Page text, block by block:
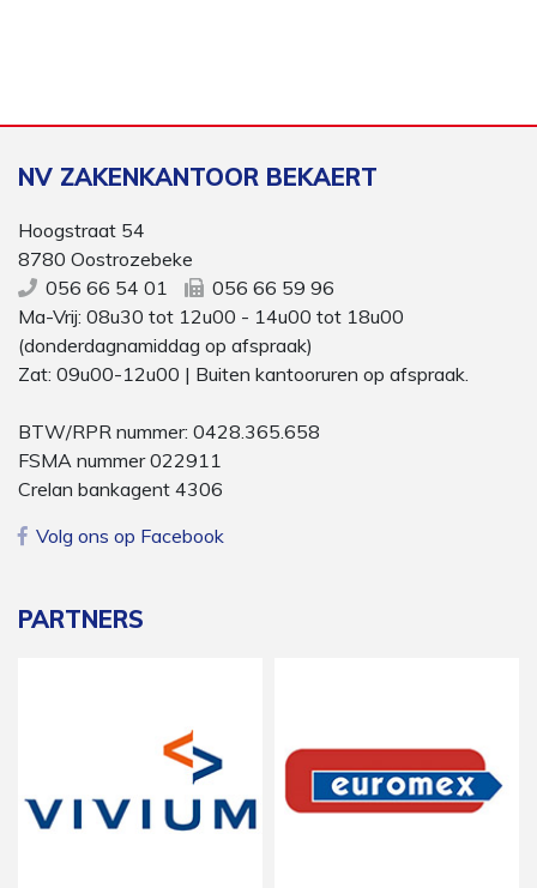
NV ZAKENKANTOOR BEKAERT
Hoogstraat 54
8780 Oostrozebeke
056 66 54 01
056 66 59 96
Ma-Vrij: 08u30 tot 12u00 - 14u00 tot 18u00
(donderdagnamiddag op afspraak)
Zat: 09u00-12u00 | Buiten kantooruren op afspraak.
BTW/RPR nummer: 0428.365.658
FSMA nummer 022911
Crelan bankagent 4306
Volg ons op Facebook
PARTNERS